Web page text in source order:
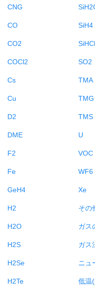
CNG
CO
CO2
COCl2
Cs
Cu
D2
DME
F2
Fe
GeH4
H2
H2O
H2S
H2Se
H2Te
SiH4
SO2
TMA
TMG
TMS
U
VOC
WF6
Xe
その
ガス
ガス
ニュ
低温